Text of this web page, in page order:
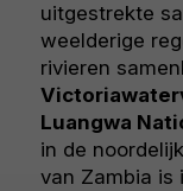
uitgestrekte
weelderige
rivieren
Luangwa
in de
van Zambia is